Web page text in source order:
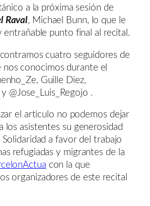
a la próxima sesión de
Raval, Michael Bunn, lo que le
entrañable punto final al recital.
cuatro seguidores de
nos conocimos durante el
Guille Diez,
@Jose_Luis_Regojo .
el artículo no podemos dejar
los asistentes su generosidad
Solidaridad a favor del trabajo
refugiadas y migrantes de la
con la que
organizadores de este recital